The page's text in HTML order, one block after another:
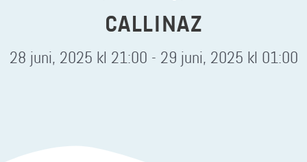
CALLINAZ
28 juni, 2025 kl 21:00 - 29 juni, 2025 kl 01:00